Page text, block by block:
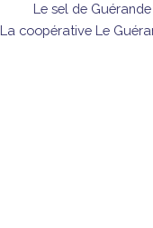
Le sel de Guérande
La coopérative Le